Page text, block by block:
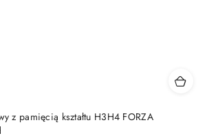
z pamięcią kształtu H3H4 FORZA